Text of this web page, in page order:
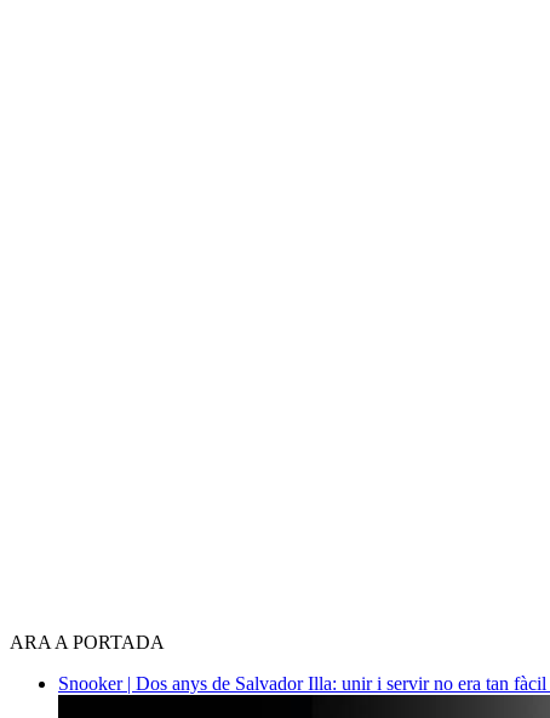
ARA A PORTADA
Snooker | Dos anys de Salvador Illa: unir i servir no era tan fàcil